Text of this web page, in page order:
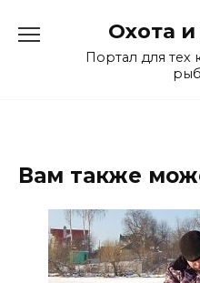
содержанию
Охота
Портал для тех
Вам также